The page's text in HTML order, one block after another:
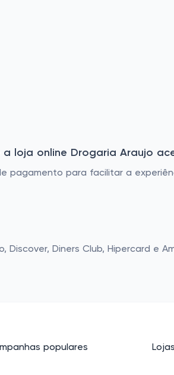
loja online Drogaria Araujo
pagamento para facilitar a
Diners Club, Hipercard e
populares